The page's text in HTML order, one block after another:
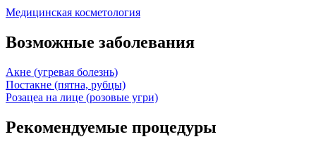
Медицинская косметология
Возможные заболевания
Акне (угревая болезнь)
Постакне (пятна, рубцы)
Розацеа на лице (розовые угри)
Рекомендуемые процедуры